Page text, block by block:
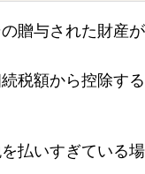
贈与された財産
税額から控除する
払いすぎている